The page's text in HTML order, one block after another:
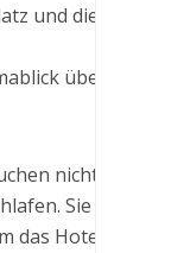
und die
über
nicht
Sie
das Hotel